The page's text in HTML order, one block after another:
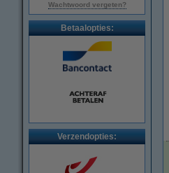
Wachtwoord vergeten?
Betaalopties:
Verzendopties: